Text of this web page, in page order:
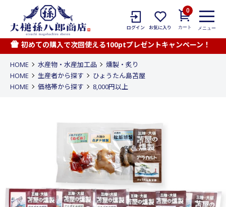
ログイン お気に入り
0
カート メニュー
初めての購入で次回使える100ptプレゼントキャンペーン！
HOME 水産物・水産加工品
燻製・炙り
HOME
生産者から探す
ひょうたん島苫屋
HOME
価格帯から探す 8,000円以上